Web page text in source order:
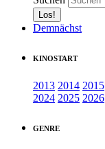
Demnächst
KINOSTART
2013 2014 2015
2024 2025 2026
GENRE